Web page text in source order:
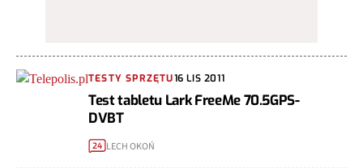
TESTY SPRZĘTU16 LIS 2011
Test tabletu Lark FreeMe 70.5GPS-
DVBT
24 LECH OKOŃ